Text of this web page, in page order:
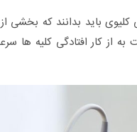
کلیوی باید بدانند که بخشی
از کار افتادگی کلیه ها